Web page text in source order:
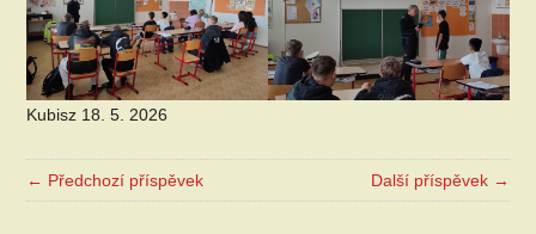
Kubisz 18. 5. 2026
← Předchozí příspěvek Další příspěvek →